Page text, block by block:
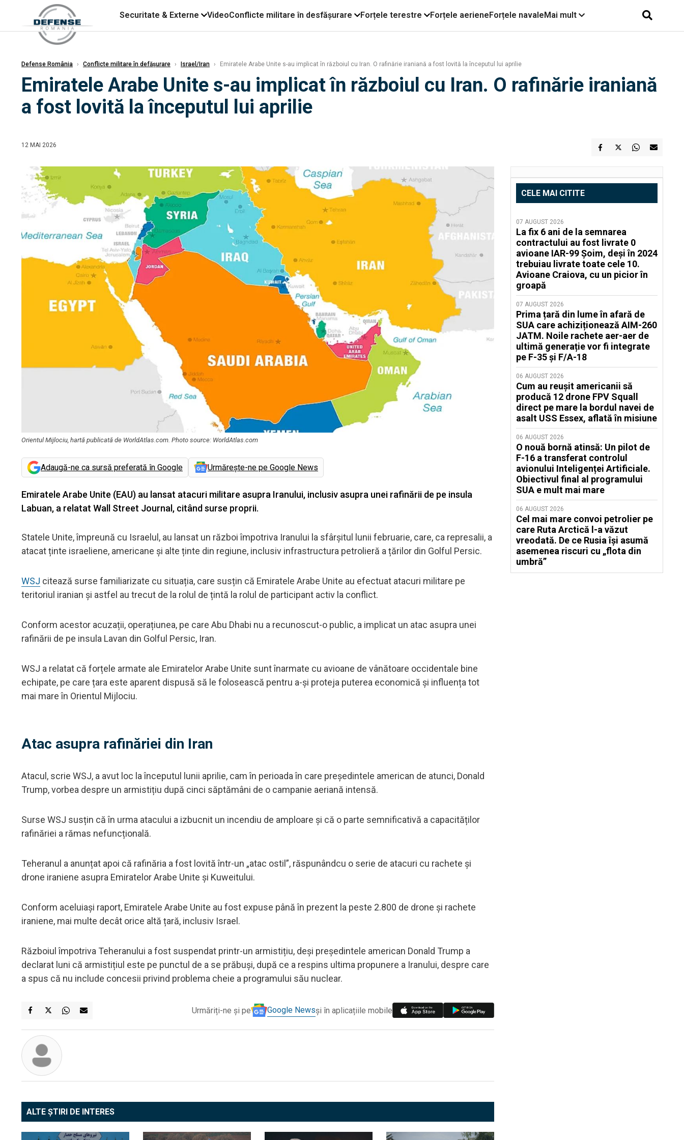
Securitate & Externe VideoConflicte militare în desfășurare Forțele terestre Forțele aerieneForțele navaleMai mult
Defense România › Conflicte militare în defășurare › Israel/Iran › Emiratele Arabe Unite s-au implicat în războiul cu Iran. O rafinărie iraniană a fost lovită la începutul lui aprilie
Emiratele Arabe Unite s-au implicat în războiul cu Iran. O rafinărie iraniană
a fost lovită la începutul lui aprilie
12 MAI 2026
Orientul Mijlociu, hartă publicată de WorldAtlas.com. Photo source: WorldAtlas.com
Adaugă-ne ca sursă preferată în Google Urmărește-ne pe Google News
Emiratele Arabe Unite (EAU) au lansat atacuri militare asupra Iranului, inclusiv asupra unei rafinării de pe insula
Labuan, a relatat Wall Street Journal, citând surse proprii.
Statele Unite, împreună cu Israelul, au lansat un război împotriva Iranului la sfârșitul lunii februarie, care, ca represalii, a
atacat ținte israeliene, americane și alte ținte din regiune, inclusiv infrastructura petrolieră a țărilor din Golful Persic.
WSJ citează surse familiarizate cu situația, care susțin că Emiratele Arabe Unite au efectuat atacuri militare pe
teritoriul iranian și astfel au trecut de la rolul de țintă la rolul de participant activ la conflict.
Conform acestor acuzații, operațiunea, pe care Abu Dhabi nu a recunoscut-o public, a implicat un atac asupra unei
rafinării de pe insula Lavan din Golful Persic, Iran.
WSJ a relatat că forțele armate ale Emiratelor Arabe Unite sunt înarmate cu avioane de vânătoare occidentale bine
echipate, pe care țara este aparent dispusă să le folosească pentru a-și proteja puterea economică și influența tot
mai mare în Orientul Mijlociu.
Atac asupra rafinăriei din Iran
Atacul, scrie WSJ, a avut loc la începutul lunii aprilie, cam în perioada în care președintele american de atunci, Donald
Trump, vorbea despre un armistițiu după cinci săptămâni de o campanie aeriană intensă.
Surse WSJ susțin că în urma atacului a izbucnit un incendiu de amploare și că o parte semnificativă a capacităților
rafinăriei a rămas nefuncțională.
Teheranul a anunțat apoi că rafinăria a fost lovită într-un „atac ostil”, răspunândcu o serie de atacuri cu rachete și
drone iraniene asupra Emiratelor Arabe Unite și Kuweitului.
Conform aceluiași raport, Emiratele Arabe Unite au fost expuse până în prezent la peste 2.800 de drone și rachete
iraniene, mai multe decât orice altă țară, inclusiv Israel.
Războiul împotriva Teheranului a fost suspendat printr-un armistițiu, deși președintele american Donald Trump a
declarat luni că armistițiul este pe punctul de a se prăbuși, după ce a respins ultima propunere a Iranului, despre care
a spus că nu include concesii privind problema cheie a programului său nuclear.
Urmăriți-ne și pe Google Newsși în aplicațiile mobile
ALTE ȘTIRI DE INTERES
CELE MAI CITITE
07 AUGUST 2026
La fix 6 ani de la semnarea
contractului au fost livrate 0
avioane IAR-99 Șoim, deși în 2024
trebuiau livrate toate cele 10.
Avioane Craiova, cu un picior în
groapă
07 AUGUST 2026
Prima țară din lume în afară de
SUA care achiziționează AIM-260
JATM. Noile rachete aer-aer de
ultimă generație vor fi integrate
pe F-35 și F/A-18
06 AUGUST 2026
Cum au reușit americanii să
producă 12 drone FPV Squall
direct pe mare la bordul navei de
asalt USS Essex, aflată în misiune
06 AUGUST 2026
O nouă bornă atinsă: Un pilot de
F-16 a transferat controlul
avionului Inteligenței Artificiale.
Obiectivul final al programului
SUA e mult mai mare
06 AUGUST 2026
Cel mai mare convoi petrolier pe
care Ruta Arctică l-a văzut
vreodată. De ce Rusia își asumă
asemenea riscuri cu „flota din
umbră”